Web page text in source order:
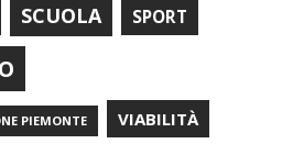
SCUOLA SPORT
PIEMONTE VIABILITÀ